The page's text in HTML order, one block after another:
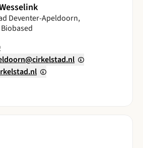
Deventer-Apeldoorn,